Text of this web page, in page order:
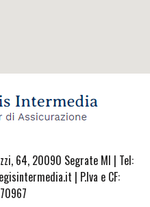
64, 20090 Segrate MI | Tel:
| P.Iva e CF: